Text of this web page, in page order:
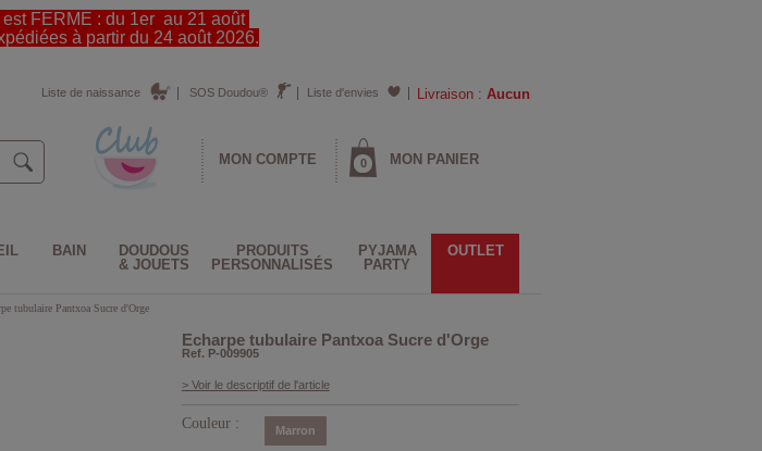
FERME : du 1er au 21 août
à partir du 24 août 2026.
Livraison : Aucun
Liste d'envies
SOS Doudou®
Liste de naissance
MON COMPTE 0 MON PANIER
BAIN
DOUDOUS
& JOUETS
PRODUITS
PERSONNALISÉS
PYJAMA
PARTY
OUTLET
tubulaire Pantxoa Sucre d'Orge
Echarpe tubulaire Pantxoa Sucre d'Orge
Ref. P-009905
> Voir le descriptif de l'article
Couleur : Marron